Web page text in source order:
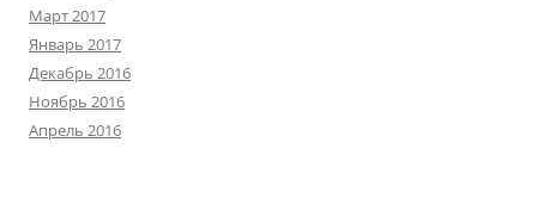
Март 2017
Январь 2017
Декабрь 2016
Ноябрь 2016
Апрель 2016